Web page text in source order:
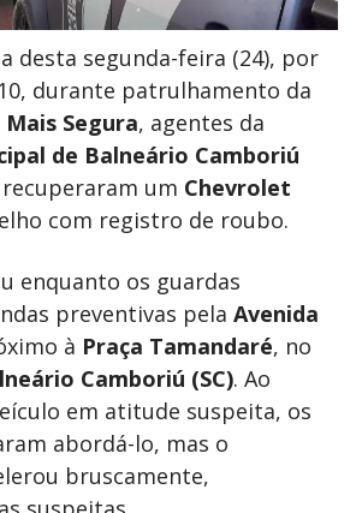
desta segunda-feira (24), por
durante patrulhamento da
Segura, agentes da
de Balneário Camboriú
um Chevrolet
com registro de roubo.
enquanto os guardas
preventivas pela Avenida
à Praça Tamandaré, no
Camboriú (SC). Ao
em atitude suspeita, os
abordá-lo, mas o
bruscamente,